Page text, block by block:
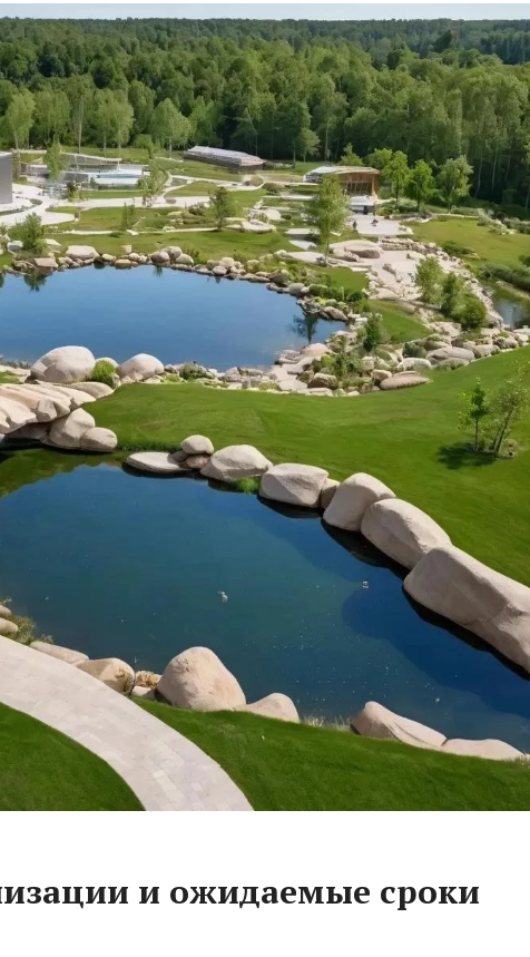
и ожидаемые сроки